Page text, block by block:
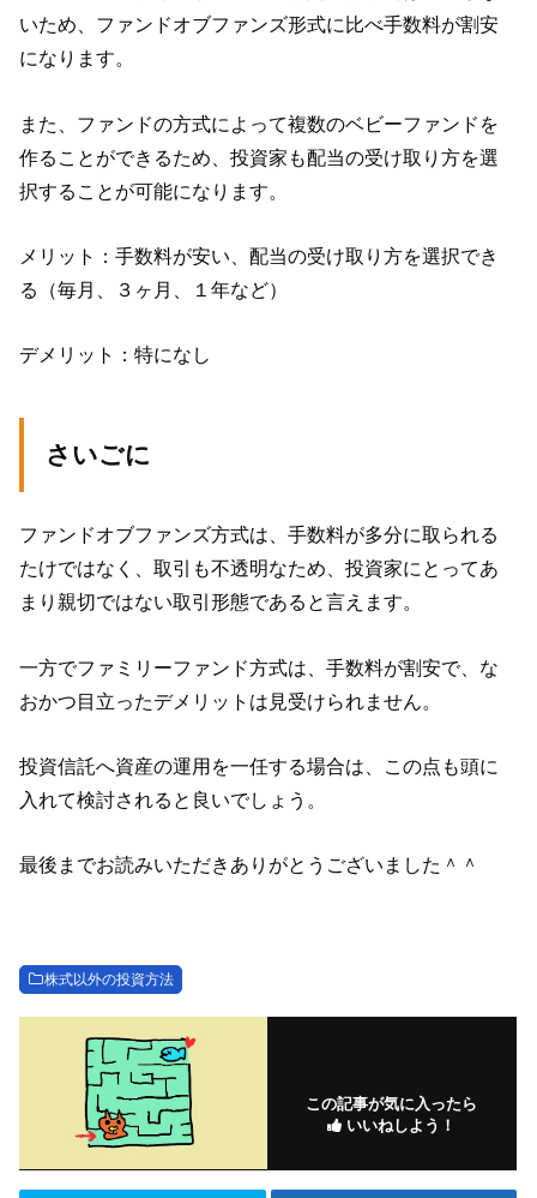
いため、ファンドオブファンズ形式に比べ手数料が割安
になります。
また、ファンドの方式によって複数のベビーファンドを
作ることができるため、投資家も配当の受け取り方を選
択することが可能になります。
メリット：手数料が安い、配当の受け取り方を選択でき
る（毎月、３ヶ月、１年など）
デメリット：特になし
さいごに
ファンドオブファンズ方式は、手数料が多分に取られる
たけではなく、取引も不透明なため、投資家にとってあ
まり親切ではない取引形態であると言えます。
一方でファミリーファンド方式は、手数料が割安で、な
おかつ目立ったデメリットは見受けられません。
投資信託へ資産の運用を一任する場合は、この点も頭に
入れて検討されると良いでしょう。
最後までお読みいただきありがとうございました＾＾
株式以外の投資方法
この記事が気に入ったら
いいねしよう！